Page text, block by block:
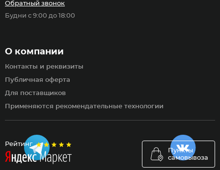
Рейтинг
Пункты
самовывоза
О компании
Контакты и реквизиты
Публичная оферта
Для поставщиков
Применяются рекомендательные технологии
Обратный звонок
Будни с 9:00 до 18:00